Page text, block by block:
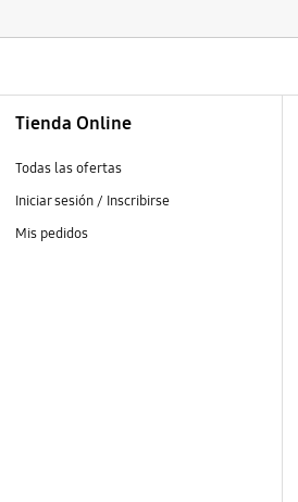
Tienda Online
Todas las ofertas
Iniciar sesión / Inscribirse
Mis pedidos